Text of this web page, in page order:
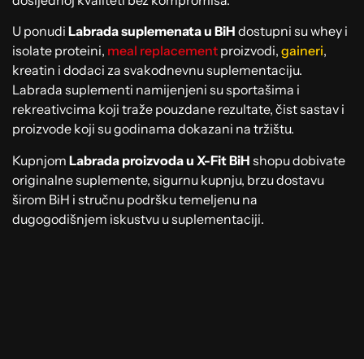
U ponudi Labrada suplemenata u BiH dostupni su whey i
isolate proteini, meal replacement proizvodi, gaineri,
kreatin i dodaci za svakodnevnu suplementaciju.
Labrada suplementi namijenjeni su sportašima i
rekreativcima koji traže pouzdane rezultate, čist sastav i
proizvode koji su godinama dokazani na tržištu.
Kupnjom Labrada proizvoda u X-Fit BiH shopu dobivate
originalne suplemente, sigurnu kupnju, brzu dostavu
širom BiH i stručnu podršku temeljenu na
dugogodišnjem iskustvu u suplementaciji.